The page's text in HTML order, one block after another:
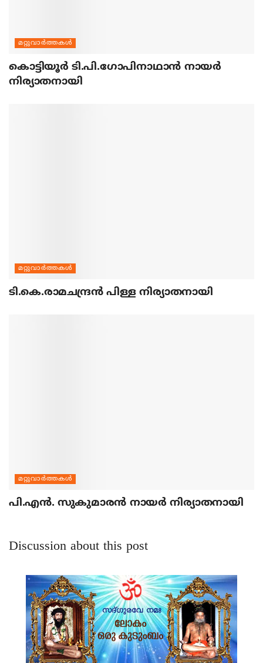
മറ്റുവാര്‍ത്തകള്‍
കൊട്ടിയൂര്‍ ടി.പി.ഗോപിനാഥാന്‍ നായര്‍
നിര്യാതനായി
മറ്റുവാര്‍ത്തകള്‍
ടി.കെ.രാമചന്ദ്രന്‍ പിള്ള നിര്യാതനായി
മറ്റുവാര്‍ത്തകള്‍
പി.എന്‍. സുകുമാരന്‍ നായര്‍ നിര്യാതനായി
Discussion about this post